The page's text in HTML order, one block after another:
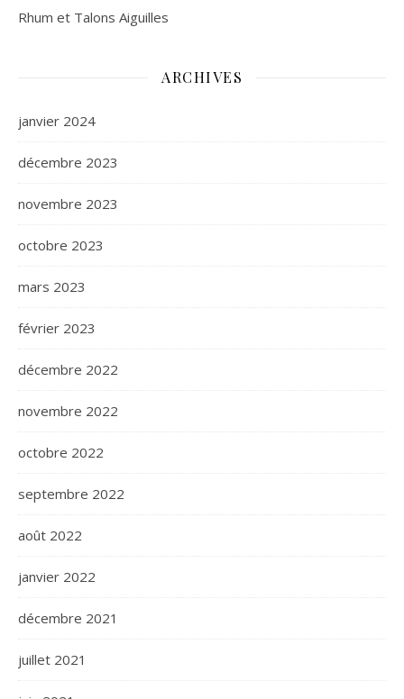
Rhum et Talons Aiguilles
ARCHIVES
janvier 2024
décembre 2023
novembre 2023
octobre 2023
mars 2023
février 2023
décembre 2022
novembre 2022
octobre 2022
septembre 2022
août 2022
janvier 2022
décembre 2021
juillet 2021